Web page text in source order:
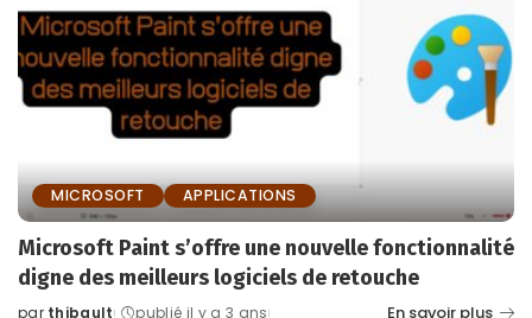
MICROSOFT APPLICATIONS
Microsoft Paint s’offre une nouvelle fonctionnalité
digne des meilleurs logiciels de retouche
par thibault publié il y a 3 ans En savoir plus